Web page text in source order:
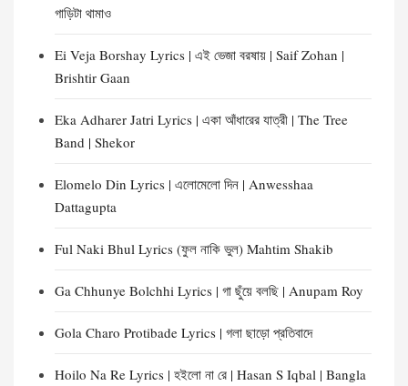
গাড়িটা থামাও
Ei Veja Borshay Lyrics | এই ভেজা বরষায় | Saif Zohan |
Brishtir Gaan
Eka Adharer Jatri Lyrics | একা আঁধারের যাত্রী | The Tree
Band | Shekor
Elomelo Din Lyrics | এলোমেলো দিন | Anwesshaa
Dattagupta
Ful Naki Bhul Lyrics (ফুল নাকি ভুল) Mahtim Shakib
Ga Chhunye Bolchhi Lyrics | গা ছুঁয়ে বলছি | Anupam Roy
Gola Charo Protibade Lyrics | গলা ছাড়ো প্রতিবাদে
Hoilo Na Re Lyrics | হইলো না রে | Hasan S Iqbal | Bangla